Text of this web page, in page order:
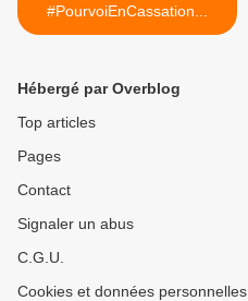
#PourvoiEnCassation...
Hébergé par Overblog
Top articles
Pages
Contact
Signaler un abus
C.G.U.
Cookies et données personnelles